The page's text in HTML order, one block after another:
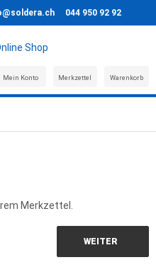
044 950 92 92
Mein Konto Merkzettel Warenkorb
Merkzettel.
WEITER